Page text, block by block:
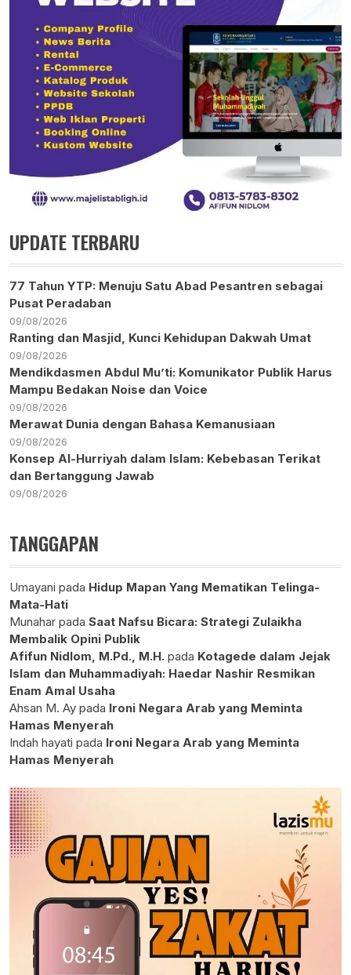
UPDATE TERBARU
77 Tahun YTP: Menuju Satu Abad Pesantren sebagai
Pusat Peradaban
09/08/2026
Ranting dan Masjid, Kunci Kehidupan Dakwah Umat
09/08/2026
Mendikdasmen Abdul Mu’ti: Komunikator Publik Harus
Mampu Bedakan Noise dan Voice
09/08/2026
Merawat Dunia dengan Bahasa Kemanusiaan
09/08/2026
Konsep Al-Hurriyah dalam Islam: Kebebasan Terikat
dan Bertanggung Jawab
09/08/2026
TANGGAPAN
Umayani pada Hidup Mapan Yang Mematikan Telinga-
Mata-Hati
Munahar pada Saat Nafsu Bicara: Strategi Zulaikha
Membalik Opini Publik
Afifun Nidlom, M.Pd., M.H. pada Kotagede dalam Jejak
Islam dan Muhammadiyah: Haedar Nashir Resmikan
Enam Amal Usaha
Ahsan M. Ay pada Ironi Negara Arab yang Meminta
Hamas Menyerah
Indah hayati pada Ironi Negara Arab yang Meminta
Hamas Menyerah